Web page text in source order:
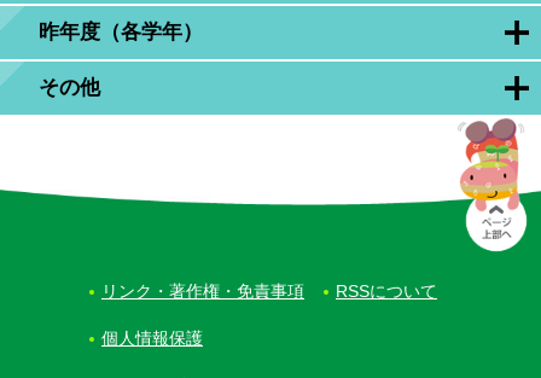
昨年度（各学年）
その他
リンク・著作権・免責事項 RSSについて
個人情報保護